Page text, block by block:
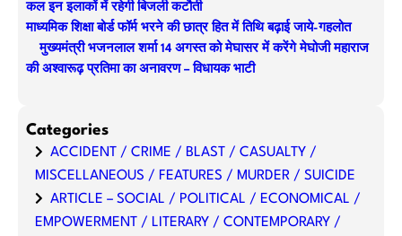
कल इन इलाकों में रहेगी बिजली कटौती
माध्यमिक शिक्षा बोर्ड फॉर्म भरने की छात्र हित में तिथि बढ़ाई जाये-गहलोत
मुख्यमंत्री भजनलाल शर्मा 14 अगस्त को मेघासर में करेंगे मेघोजी महाराज
की अश्वारूढ़ प्रतिमा का अनावरण – विधायक भाटी
Categories
ACCIDENT / CRIME / BLAST / CASUALTY /
MISCELLANEOUS / FEATURES / MURDER / SUICIDE
ARTICLE – SOCIAL / POLITICAL / ECONOMICAL /
EMPOWERMENT / LITERARY / CONTEMPORARY /